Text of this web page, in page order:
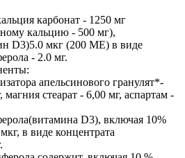
карбонат - 1250 мг
кальцию - 500 мг),
D3)5.0 мкг (200 ME) в виде
- 2.0 мг.
апельсинового гранулят*-
стеарат - 6,00 мг, аспартам -
D3), включая 10%
в виде концентрата